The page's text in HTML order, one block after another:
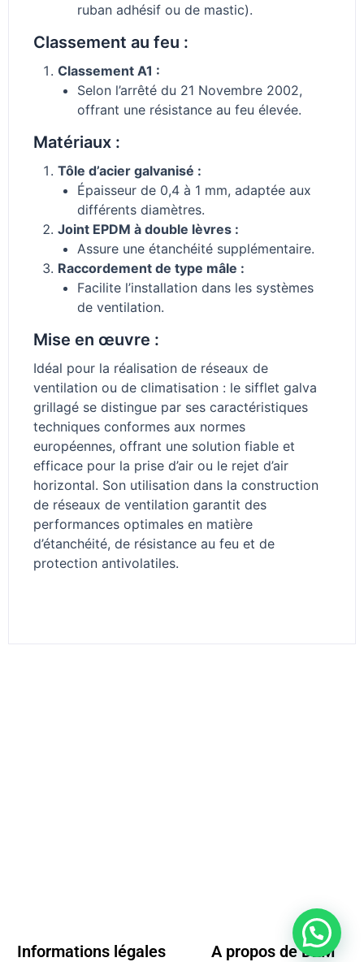
ruban adhésif ou de mastic).
Classement au feu :
Classement A1 :
Selon l’arrêté du 21 Novembre 2002,
offrant une résistance au feu élevée.
Matériaux :
Tôle d’acier galvanisé :
Épaisseur de 0,4 à 1 mm, adaptée aux
différents diamètres.
Joint EPDM à double lèvres :
Assure une étanchéité supplémentaire.
Raccordement de type mâle :
Facilite l’installation dans les systèmes
de ventilation.
Mise en œuvre :
Idéal pour la réalisation de réseaux de
ventilation ou de climatisation : le sifflet galva
grillagé se distingue par ses caractéristiques
techniques conformes aux normes
européennes, offrant une solution fiable et
efficace pour la prise d’air ou le rejet d’air
horizontal. Son utilisation dans la construction
de réseaux de ventilation garantit des
performances optimales en matière
d’étanchéité, de résistance au feu et de
protection antivolatiles.
Informations légales A propos de D2M